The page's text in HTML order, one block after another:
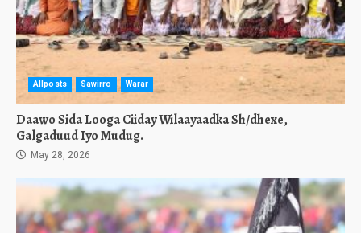
Allposts Sawirro Warar
Daawo Sida Looga Ciiday Wilaayaadka Sh/dhexe,
Galgaduud Iyo Mudug.
May 28, 2026